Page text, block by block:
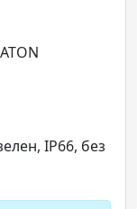
IP66, без